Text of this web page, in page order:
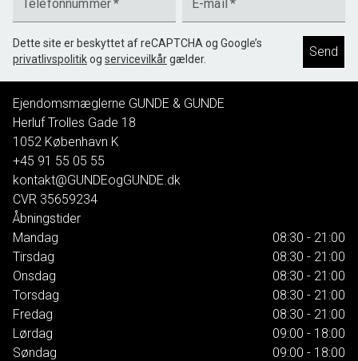
Telefonnummer* E-mail *
Dette site er beskyttet af reCAPTCHA og Google’s
privatlivspolitikog servicevilkårgælder. Send
Ejendomsmæglerne GUNDE & GUNDE
Herluf Trolles Gade 18
1052 København K
+45 91 55 05 55
kontakt@GUNDEogGUNDE.dk
CVR 35659234
Åbningstider
Mandag
08:30 - 21:00
Tirsdag
08:30 - 21:00
Onsdag
08:30 - 21:00
Torsdag
08:30 - 21:00
Fredag
08:30 - 21:00
Lørdag
09:00 - 18:00
Søndag
09:00 - 18:00